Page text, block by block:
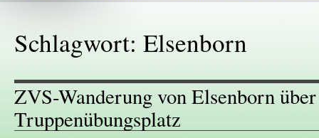
Schlagwort: Elsenborn
ZVS-Wanderung von Elsenborn
Truppenübungsplatz